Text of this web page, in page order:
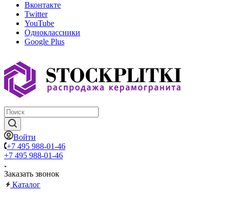
Вконтакте
Twitter
YouTube
Одноклассники
Google Plus
Войти
+7 495 988-01-46
+7 495 988-01-46
Заказать звонок
Каталог